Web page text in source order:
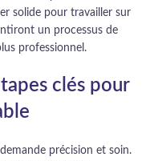
solide pour travailler sur
un processus de
professionnel.
clés pour
précision et soin.